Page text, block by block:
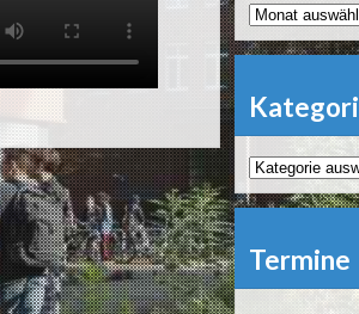
Archiv
Kategorien
Termine